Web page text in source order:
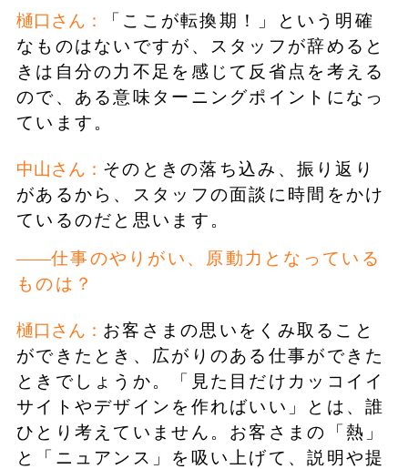
樋口さん：
「ここが転換期！」という明確
なものはないですが、スタッフが辞めると
きは自分の力不足を感じて反省点を考える
ので、ある意味ターニングポイントになっ
ています。
中山さん： そのときの落ち込み、振り返り
があるから、スタッフの面談に時間をかけ
ているのだと思います。
仕事のやりがい、原動力となっている
ものは？
樋口さん： お客さまの思いをくみ取ること
ができたとき、広がりのある仕事ができた
ときでしょうか。「見た目だけカッコイイ
サイトやデザインを作ればいい」とは、誰
ひとり考えていません。お客さまの「熱」
と「ニュアンス」を吸い上げて、説明や提